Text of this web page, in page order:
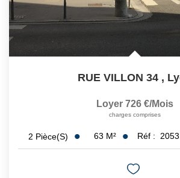
RUE VILLON 34 ,
Loyer 726 €/mois
charges comprises
2 Pièce(s) 63 M² Réf :